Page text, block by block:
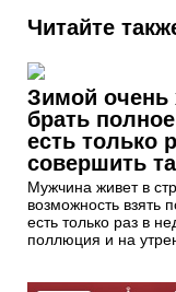
Читайте
Зимой очень
брать
есть только
совершить
Мужчина живет в
возможность взять
есть только раз в
поллюция и на